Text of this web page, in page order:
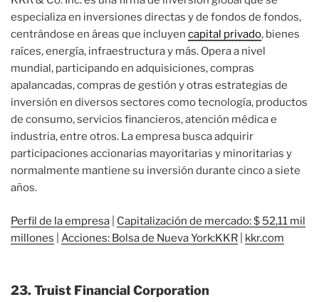
especializa en inversiones directas y de fondos de fondos,
centrándose en áreas que incluyen capital privado, bienes
raíces, energía, infraestructura y más. Opera a nivel
mundial, participando en adquisiciones, compras
apalancadas, compras de gestión y otras estrategias de
inversión en diversos sectores como tecnología, productos
de consumo, servicios financieros, atención médica e
industria, entre otros. La empresa busca adquirir
participaciones accionarias mayoritarias y minoritarias y
normalmente mantiene su inversión durante cinco a siete
años.
Perfil de la empresa
Capitalización de mercado: $ 52,11 mil
millones
Acciones: Bolsa de Nueva York:KKR kkr.com
23. Truist Financial Corporation